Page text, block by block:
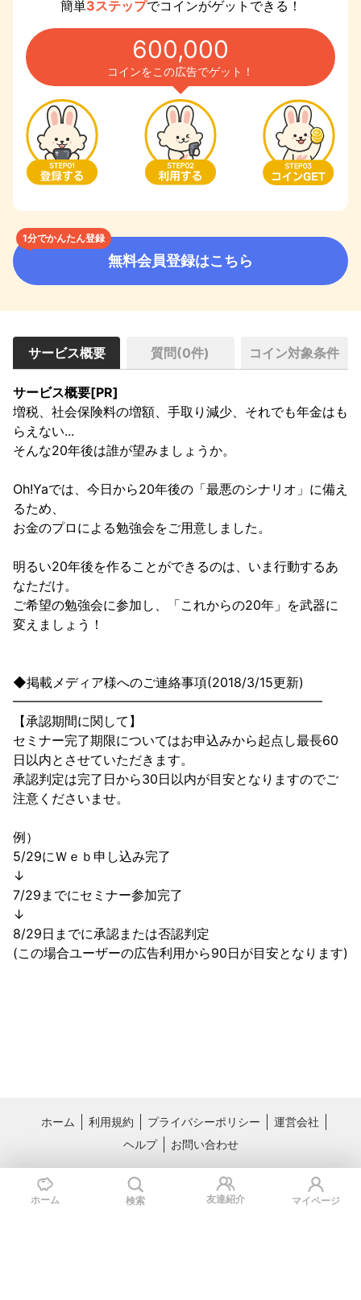
簡単3ステップでコインがゲットできる！
600,000
コインをこの広告でゲット！
1分でかんたん登録
無料会員登録はこちら
サービス概要 質問(0件) コイン対象条件
サービス概要[PR]
増税、社会保険料の増額、手取り減少、それでも年金はも
らえない...
そんな20年後は誰が望みましょうか。
Oh!Yaでは、今日から20年後の「最悪のシナリオ」に備え
るため、
お金のプロによる勉強会をご用意しました。
明るい20年後を作ることができるのは、いま行動するあ
なただけ。
ご希望の勉強会に参加し、「これからの20年」を武器に
変えましょう！
◆掲載メディア様へのご連絡事項(2018/3/15更新)
━━━━━━━━━━━━━━━━━━━━━━━━
【承認期間に関して】
セミナー完了期限についてはお申込みから起点し最長60
日以内とさせていただきます。
承認判定は完了日から30日以内が目安となりますのでご
注意くださいませ。
例）
5/29にＷｅｂ申し込み完了
↓
7/29までにセミナー参加完了
↓
8/29日までに承認または否認判定
(この場合ユーザーの広告利用から90日が目安となります)
ホーム 利用規約 プライバシーポリシー
運営会社
ヘルプ
お問い合わせ
料理レシピ動画サービス クラシル
国内最大級のライフスタイル情報サー
ホーム 検索 友達紹介 マイページ